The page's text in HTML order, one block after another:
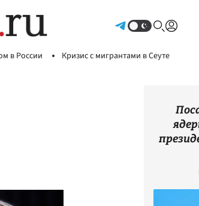
в России Кризис с мигрантами в Сеуте